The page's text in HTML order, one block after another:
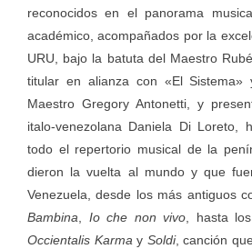
reconocidos en el panorama
académico, acompañados por la
URU, bajo la batuta del Maestro
titular en alianza con «El Sistema»
Maestro Gregory Antonetti, y
italo-venezolana Daniela Di Loreto,
todo el repertorio musical de la
dieron la vuelta al mundo y que
Venezuela, desde los más antiguos
Bambina
Io che non vivo , hasta
Occientalis Karma y Soldi, canción